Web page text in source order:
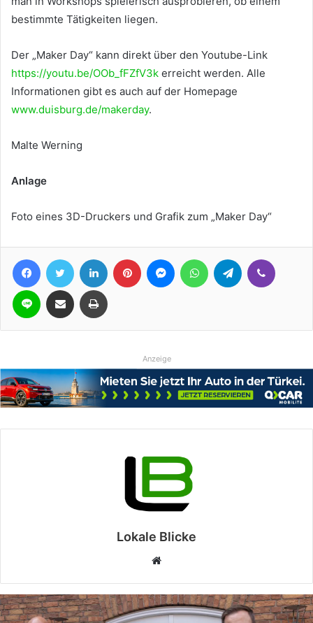
bestimmte Tätigkeiten liegen.
Der „Maker Day“ kann direkt über den Youtube-Link
https://youtu.be/OOb_fFZfV3k erreicht werden. Alle
Informationen gibt es auch auf der Homepage
www.duisburg.de/makerday.
Malte Werning
Anlage
Foto eines 3D-Druckers und Grafik zum „Maker Day“
FacebookTwitter LinkedIn Pinterest MessengerWhatsAppTelegram
Line Teile per E-Mail Drucken
Anzeige
Lokale Blicke
Webseite